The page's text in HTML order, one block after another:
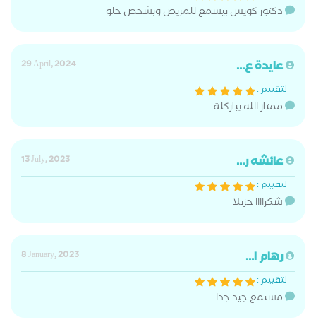
دكتور كويس بيسمع للمريض وبشخص حلو
عايدة ع...
29 April, 2024
التقييم :
ممتاز الله يباركلة
عائشه ر...
13 July, 2023
التقييم :
شكراااا جزيلا
رهام ا...
8 January, 2023
التقييم :
مستمع جيد جدا